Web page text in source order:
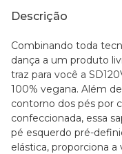
Descrição
Combinando toda
dança a um produto
traz para você a
100% vegana. Além
contorno dos pés por
confeccionada, essa
pé esquerdo pré-
elástica, proporciona